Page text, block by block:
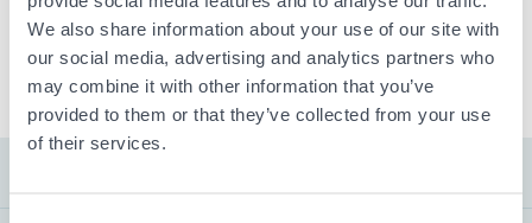
We also share information about your use of our site with
our social media, advertising and analytics partners who
may combine it with other information that you’ve
provided to them or that they’ve collected from your use
of their services.
efter bästa möjliga förmåga men är ej bindande i detalj.
OBS! Eventuell pall och palltillbehör som syns på bilden
ingår ej i objektet om detta inte är angett i beskrivningen.